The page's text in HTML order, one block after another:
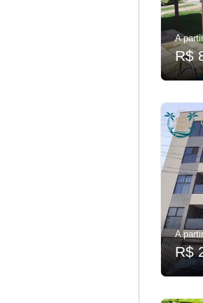
A
R$
A
R$